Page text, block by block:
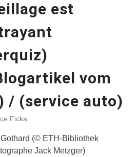
est
vom
/ (service auto)
Ficka